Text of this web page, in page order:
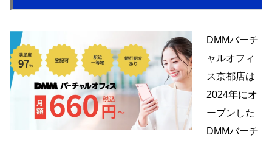
DMMバーチ
ャルオフィ
ス京都店は
2024年にオ
ープンした
DMMバーチ